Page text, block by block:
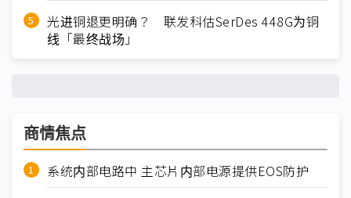
光进铜退更明确？ 联发科估SerDes 448G为铜
线「最终战场」
商情焦点
系统内部电路中 主芯片内部电源提供EOS防护